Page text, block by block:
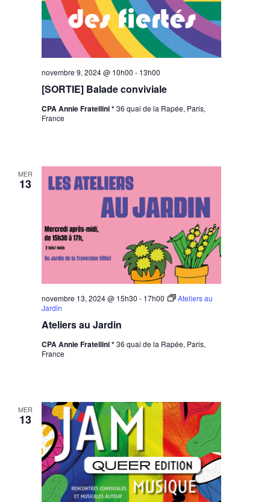
[SORTIE] Balade conviviale
novembre 9, 2024 @ 10h00 - 13h00
CPA Annie Fratellini *36 quai de la Rapée, Paris,
France
MER
13
Ateliers au Jardin
novembre 13, 2024 @ 15h30 - 17h00
Ateliers au
Jardin
CPA Annie Fratellini *36 quai de la Rapée, Paris,
France
MER
13